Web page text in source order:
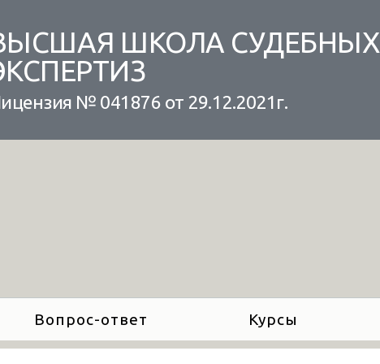
ШКОЛА СУДЕБНЫХ
№ 041876 от 29.12.2021г.
Вопрос-ответ Курсы